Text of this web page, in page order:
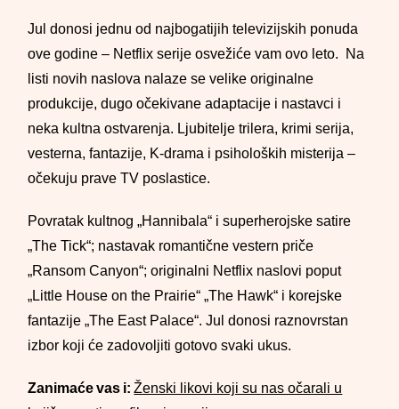
Jul donosi jednu od najbogatijih televizijskih ponuda
ove godine – Netflix serije osvežiće vam ovo leto. Na
listi novih naslova nalaze se velike originalne
produkcije, dugo očekivane adaptacije i nastavci i
neka kultna ostvarenja. Ljubitelje trilera, krimi serija,
vesterna, fantazije, K-drama i psiholoških misterija –
očekuju prave TV poslastice.
Povratak kultnog „Hannibala“ i superherojske satire
„The Tick“; nastavak romantične vestern priče
„Ransom Canyon“; originalni Netflix naslovi poput
„Little House on the Prairie“ „The Hawk“ i korejske
fantazije „The East Palace“. Jul donosi raznovrstan
izbor koji će zadovoljiti gotovo svaki ukus.
Zanimaće vas i:Ženski likovi koji su nas očarali u